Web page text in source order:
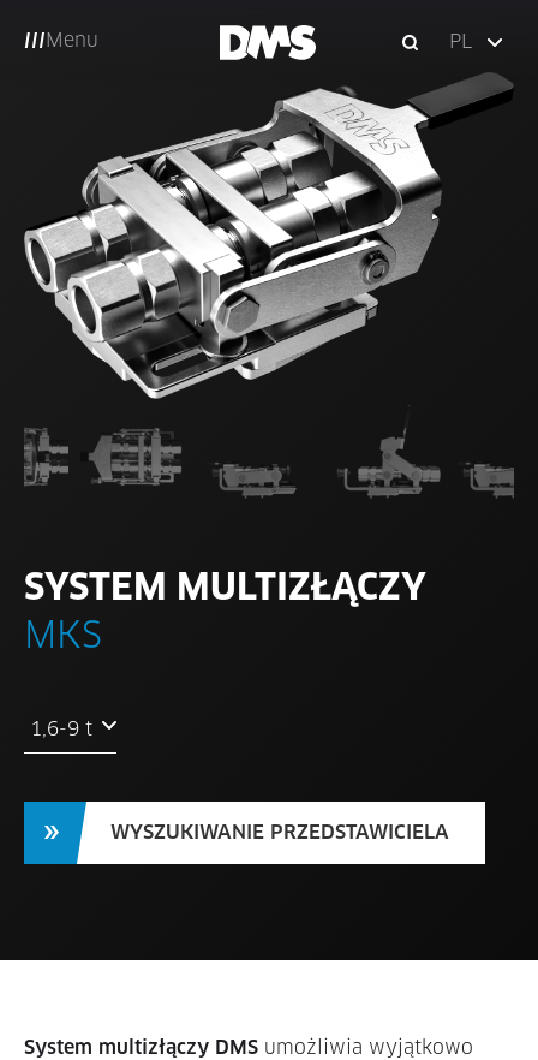
Menu PL
SYSTEM MULTIZŁĄCZY
MKS
1,6-9 t
WYSZUKIWANIE PRZEDSTAWICIELA
System multizłączy DMS umożliwia wyjątkowo